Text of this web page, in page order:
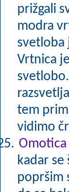
prižgali
modra
svetloba
Vrtnica
tem
vidimo
kadar se
popršim